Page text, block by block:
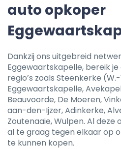
auto opkoper
Dankzij ons uitgebreid
Eggewaartskapelle, bereik
regio’s zoals Steenkerke
Eggewaartskapelle,
Beauvoorde, De Moeren,
aan-den-Ijzer, Adinkerke,
Zoutenaaie, Wulpen. Al
al te graag tegen elkaar op
te kunnen kopen.